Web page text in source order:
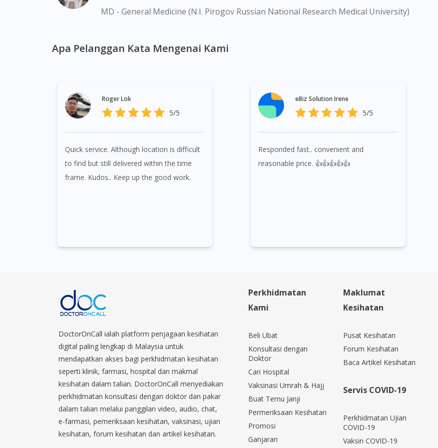
MD - General Medicine (N.I. Pirogov Russian National Research Medical University)
Apa Pelanggan Kata Mengenai Kami
Roger Lok
5/5
Quick service. Although location is difficult
to find but still delivered within the time
frame. Kudos.. Keep up the good work.
eBiz Solution Irene
5/5
Responded fast.. convenient and
reasonable price. 👍👍👍👍👍
DoctorOnCall ialah platform penjagaan kesihatan
digital paling lengkap di Malaysia untuk
mendapatkan akses bagi perkhidmatan kesihatan
seperti klinik, farmasi, hospital dan makmal
kesihatan dalam talian. DoctorOnCall menyediakan
perkhidmatan konsultasi dengan doktor dan pakar
dalam talian melalui panggilan video, audio, chat,
e-farmasi, pemeriksaan kesihatan, vaksinasi, ujian
kesihatan, forum kesihatan dan artikel kesihatan.
Perkhidmatan
Kami
Beli Ubat
Konsultasi dengan
Doktor
Cari Hospital
Vaksinasi Umrah & Hajj
Buat Temu Janji
Permeriksaan Kesihatan
Promosi
Ganjaran
Maklumat
Kesihatan
Pusat Kesihatan
Forum Kesihatan
Baca Artikel Kesihatan
Servis COVID-19
Perkhidmatan Ujian
COVID-19
Vaksin COVID-19